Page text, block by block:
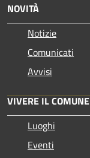
NOVITÀ
Notizie
Comunicati
Avvisi
VIVERE IL COMUNE
Luoghi
Eventi